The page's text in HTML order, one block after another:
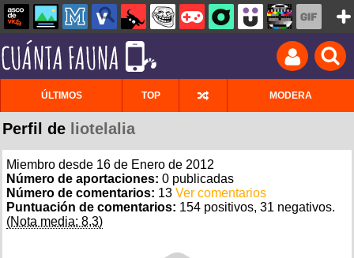
ÚLTIMOS TOP MODERA
Perfil de liotelalia
Miembro desde 16 de Enero de 2012
Número de aportaciones: 0 publicadas
Número de comentarios: 13 Ver comentarios
Puntuación de comentarios: 154 positivos, 31 negativos.
(Nota media: 8,3)